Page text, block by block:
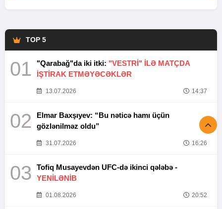
TOP 5
01 "Qarabağ"da iki itki: "VESTRİ" İLƏ MATÇDA
İŞTİRAK ETMƏYƏCƏKLƏR
13.07.2026 14:37
02
Elmar Baxşıyev: “Bu nəticə hamı üçün
gözlənilməz oldu”
31.07.2026 16:26
03
Tofiq Musayevdən UFC-də ikinci qələbə -
YENİLƏNİB
01.08.2026 20:52